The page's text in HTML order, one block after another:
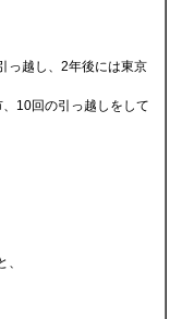
っ越し、2年後には東京
10回の引っ越しをして